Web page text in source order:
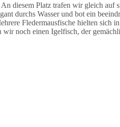
diesem Platz trafen wir gleich auf
durchs Wasser und bot ein
Fledermausfische hielten sich
noch einen Igelfisch, der